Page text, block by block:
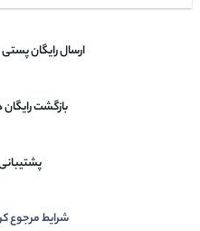
ارسال رایگان پستی بالای
بازگشت
پشتیبانی 24
شرایط مرجوع